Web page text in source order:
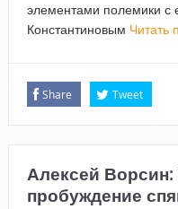
элементами полемики
Константиновым Читать
Share Tweet
Алексей
пробуждение